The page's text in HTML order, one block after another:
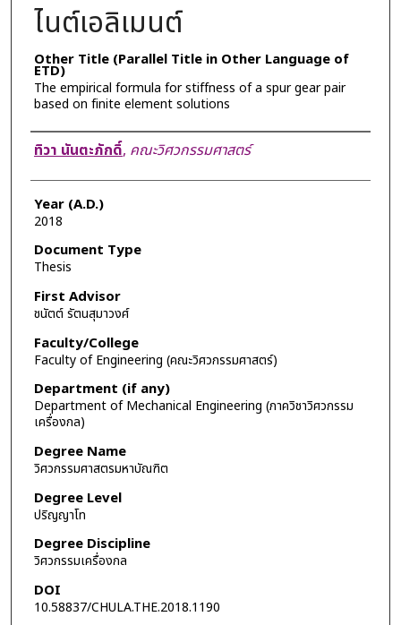
ไนต์เอลิเมนต์
Other Title (Parallel Title in Other Language of
ETD)
The empirical formula for stiffness of a spur gear pair
based on finite element solutions
Author
ทิวา นันตะภักดิ์, คณะวิศวกรรมศาสตร์
Year (A.D.)
2018
Document Type
Thesis
First Advisor
ชนัตต์ รัตนสุมาวงศ์
Faculty/College
Faculty of Engineering (คณะวิศวกรรมศาสตร์)
Department (if any)
Department of Mechanical Engineering (ภาควิชาวิศวกรรม
เครื่องกล)
Degree Name
วิศวกรรมศาสตรมหาบัณฑิต
Degree Level
ปริญญาโท
Degree Discipline
วิศวกรรมเครื่องกล
DOI
10.58837/CHULA.THE.2018.1190